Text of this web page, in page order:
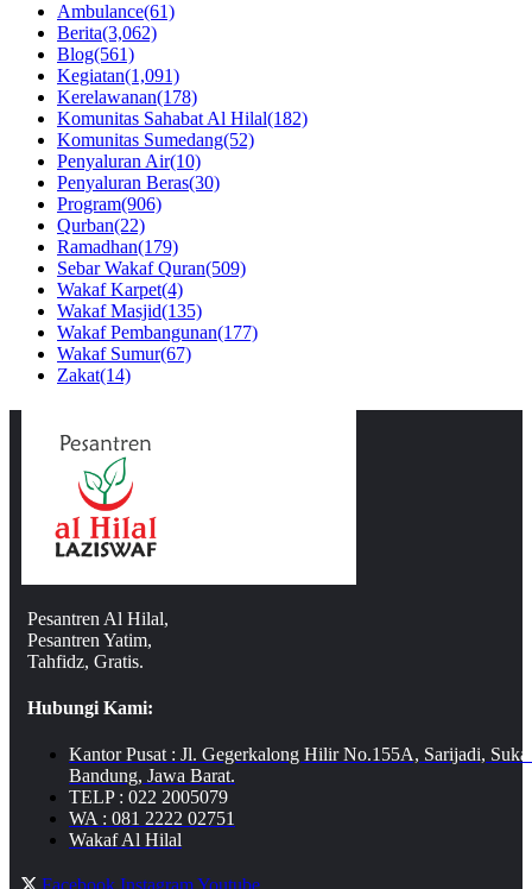
Ambulance(61)
Berita(3,062)
Blog(561)
Kegiatan(1,091)
Kerelawanan(178)
Komunitas Sahabat Al Hilal(182)
Komunitas Sumedang(52)
Penyaluran Air(10)
Penyaluran Beras(30)
Program(906)
Qurban(22)
Ramadhan(179)
Sebar Wakaf Quran(509)
Wakaf Karpet(4)
Wakaf Masjid(135)
Wakaf Pembangunan(177)
Wakaf Sumur(67)
Zakat(14)
Pesantren Al Hilal,
Pesantren Yatim,
Tahfidz, Gratis.
Hubungi Kami:
Kantor Pusat : Jl. Gegerkalong Hilir No.155A, Sarijadi,
Bandung, Jawa Barat.
TELP : 022 2005079
WA : 081 2222 02751
Wakaf Al Hilal